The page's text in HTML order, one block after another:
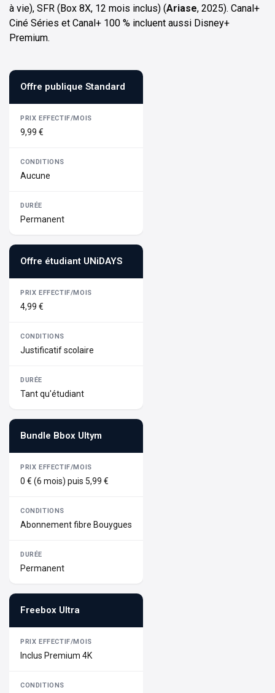
à vie), SFR (Box 8X, 12 mois inclus) (Ariase, 2025). Canal+
Ciné Séries et Canal+ 100 % incluent aussi Disney+
Premium.
Offre publique Standard
9,99 €
Aucune
Permanent
Offre étudiant UNiDAYS
4,99 €
Justificatif scolaire
Tant qu'étudiant
Bundle Bbox Ultym
0 € (6 mois) puis 5,99 €
Abonnement fibre Bouygues
Permanent
Freebox Ultra
Inclus Premium 4K